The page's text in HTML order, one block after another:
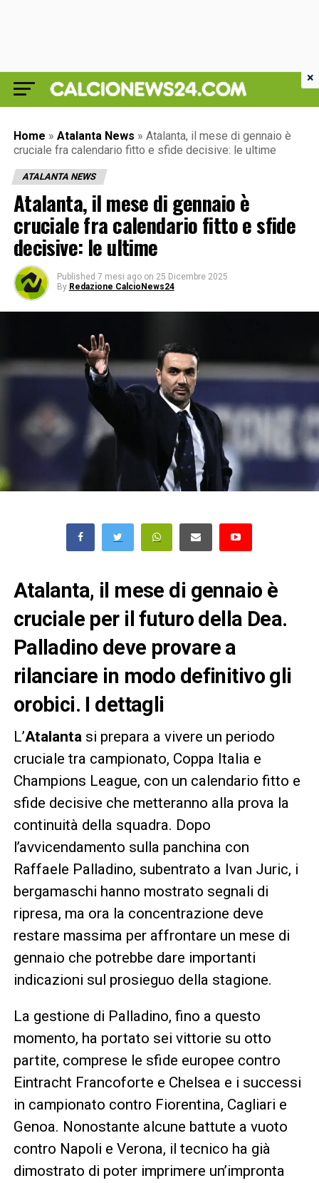
Home » Atalanta News » Atalanta, il mese di gennaio è
cruciale fra calendario fitto e sfide decisive: le ultime
ATALANTA NEWS
Atalanta, il mese di gennaio è
cruciale fra calendario fitto e sfide
decisive: le ultime
Published 7 mesi ago on 25 Dicembre 2025
By Redazione CalcioNews24
Atalanta, il mese di gennaio è
cruciale per il futuro della Dea.
Palladino deve provare a
rilanciare in modo definitivo gli
orobici. I dettagli
L’Atalanta si prepara a vivere un periodo
cruciale tra campionato, Coppa Italia e
Champions League, con un calendario fitto e
sfide decisive che metteranno alla prova la
continuità della squadra. Dopo
l’avvicendamento sulla panchina con
Raffaele Palladino, subentrato a Ivan Juric, i
bergamaschi hanno mostrato segnali di
ripresa, ma ora la concentrazione deve
restare massima per affrontare un mese di
gennaio che potrebbe dare importanti
indicazioni sul prosieguo della stagione.
La gestione di Palladino, fino a questo
momento, ha portato sei vittorie su otto
partite, comprese le sfide europee contro
Eintracht Francoforte e Chelsea e i successi
in campionato contro Fiorentina, Cagliari e
Genoa. Nonostante alcune battute a vuoto
contro Napoli e Verona, il tecnico ha già
dimostrato di poter imprimere un’impronta
×